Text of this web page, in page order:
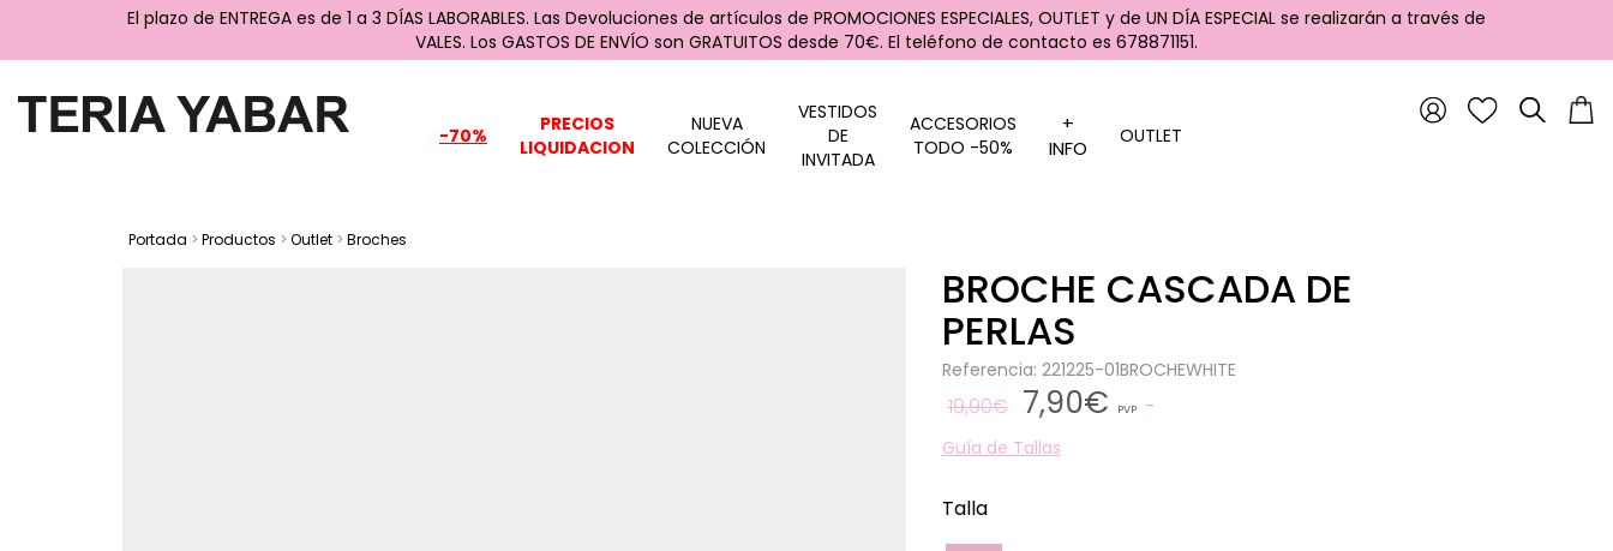
El plazo de ENTREGA es de 1 a 3 DÍAS LABORABLES. Las Devoluciones de artículos de PROMOCIONES ESPECIALES, OUTLET y de UN DÍA ESPECIAL se realizarán a través de
VALES. Los GASTOS DE ENVÍO son GRATUITOS desde 70€. El teléfono de contacto es 678871151.
-70%
PRECIOS
LIQUIDACION
NUEVA
COLECCIÓN
VESTIDOS
DE
INVITADA
ACCESORIOS
TODO -50%
+
INFO
OUTLET
Portada > Productos > Outlet > Broches
BROCHE CASCADA DE
PERLAS
Referencia: 221225-01BROCHEWHITE
19,90€ 7,90€ PVP
Guía de Tallas
Talla